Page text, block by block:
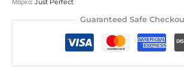
Μάρκα: Just Perfect
Guaranteed Safe